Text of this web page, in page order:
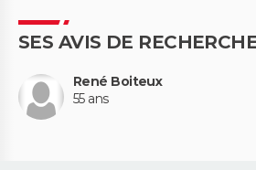
SES AVIS DE
René Boiteux
55 ans